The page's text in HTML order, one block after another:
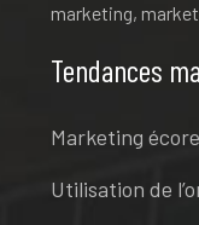
marketing,
Tendances
Marketing
Utilisation de